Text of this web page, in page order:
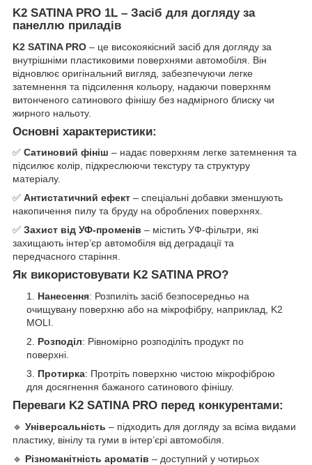
K2 SATINA PRO 1L – Засіб для догляду за
панеллю приладів
K2 SATINA PRO – це високоякісний засіб для догляду за
внутрішніми пластиковими поверхнями автомобіля. Він
відновлює оригінальний вигляд, забезпечуючи легке
затемнення та підсилення кольору, надаючи поверхням
витонченого сатинового фінішу без надмірного блиску чи
жирного нальоту.
Основні характеристики:
✅ Сатиновий фініш – надає поверхням легке затемнення та
підсилює колір, підкреслюючи текстуру та структуру
матеріалу.
✅ Антистатичний ефект – спеціальні добавки зменшують
накопичення пилу та бруду на оброблених поверхнях.
✅ Захист від УФ-променів – містить УФ-фільтри, які
захищають інтер’єр автомобіля від деградації та
передчасного старіння.
Як використовувати K2 SATINA PRO?
Нанесення: Розпиліть засіб безпосередньо на
очищувану поверхню або на мікрофібру, наприклад, K2
MOLI.
Розподіл: Рівномірно розподіліть продукт по
поверхні.
Протирка: Протріть поверхню чистою мікрофіброю
для досягнення бажаного сатинового фінішу.
Переваги K2 SATINA PRO перед конкурентами:
🔹 Універсальність – підходить для догляду за всіма видами
пластику, вінілу та гуми в інтер’єрі автомобіля.
🔹 Різноманітність ароматів – доступний у чотирьох